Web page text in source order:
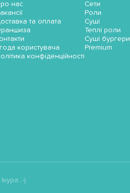
нас
та оплата
користувача
конфіденційності
Сети
Роли
Суші
Теплі роли
Суші бургери
Premium
;-)